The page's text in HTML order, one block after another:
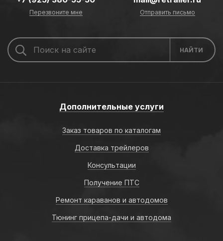
Перезвоните мне Отправить письмо
Дополнительные услуги
Заказ товаров по каталогам
Доставка трейлеров
Консультации
Получение ПТС
Ремонт караванов и автодомов
Тюнинг прицепа-дачи и автодома